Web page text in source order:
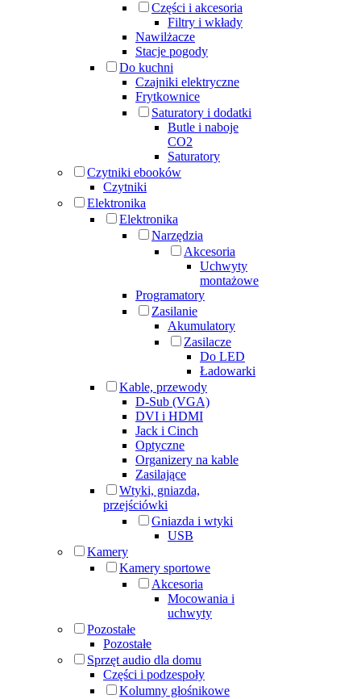
Części i akcesoria
Filtry i wkłady
Nawilżacze
Stacje pogody
Do kuchni
Czajniki elektryczne
Frytkownice
Saturatory i dodatki
Butle i naboje
CO2
Saturatory
Czytniki ebooków
Czytniki
Elektronika
Elektronika
Narzędzia
Akcesoria
Uchwyty
montażowe
Programatory
Zasilanie
Akumulatory
Zasilacze
Do LED
Ładowarki
Kable, przewody
D-Sub (VGA)
DVI i HDMI
Jack i Cinch
Optyczne
Organizery na kable
Zasilające
Wtyki, gniazda,
przejściówki
Gniazda i wtyki
USB
Kamery
Kamery sportowe
Akcesoria
Mocowania i
uchwyty
Pozostałe
Pozostałe
Sprzęt audio dla domu
Części i podzespoły
Kolumny głośnikowe